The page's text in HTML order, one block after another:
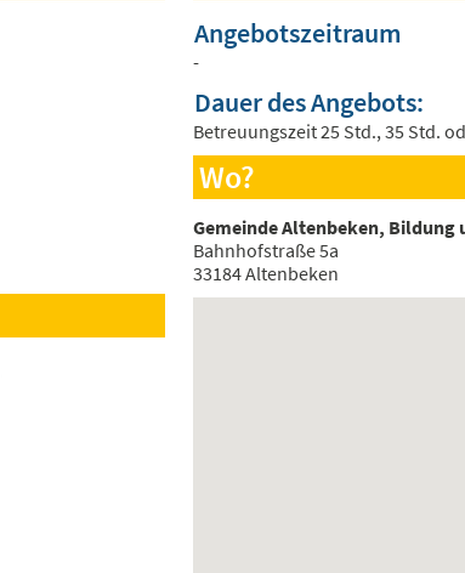
Angebotszeitraum
-
Dauer des Angebots:
Betreuungszeit 25 Std., 35 Std.
Wo?
Gemeinde Altenbeken, Bildung
Bahnhofstraße 5a
33184 Altenbeken